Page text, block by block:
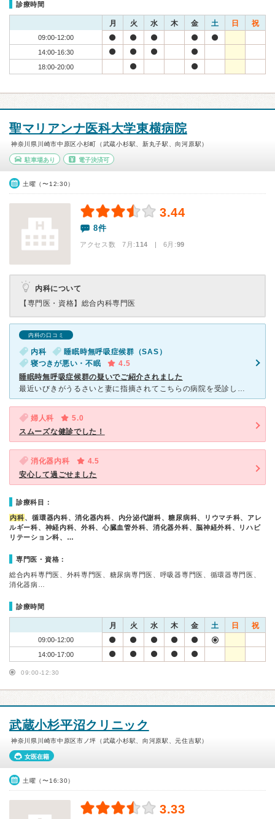
診療時間
月 火 水 木 金 土 日 祝
09:00-12:00
14:00-16:30
18:00-20:00
聖マリアンナ医科大学東横病院
神奈川県川崎市中原区小杉町（武蔵小杉駅、新丸子駅、向河原駅）
駐車場あり 電子決済可
土曜（〜12:30）
3.44
8件
アクセス数 7月:114 | 6月:99
内科について
【専門医・資格】 総合内科専門医
内科の口コミ
内科
睡眠時無呼吸症候群（SAS）
寝つきが悪い・不眠
4.5
睡眠時無呼吸症候群の疑いでご紹介されました
最近いびきがうるさいと妻に指摘されてこちらの病院を受診しました。 担当の吉田 浩幸先生は睡眠時無呼吸症候群の専門家とのことで事細かに病気について教えていただき大変助かりました。簡易アプノモニターでは
婦人科
5.0
スムーズな健診でした！
消化器内科
4.5
安心して過ごせました
診療科目：
内科、循環器内科、消化器内科、内分泌代謝科、糖尿病科、リウマチ科、アレ
ルギー科、神経内科、外科、心臓血管外科、消化器外科、脳神経外科、リハビ
リテーション科、…
専門医・資格：
総合内科専門医、外科専門医、糖尿病専門医、呼吸器専門医、循環器専門医、
消化器病…
診療時間
月 火 水 木 金 土 日 祝
09:00-12:00
14:00-17:00
09:00-12:30
武蔵小杉平沼クリニック
神奈川県川崎市中原区市ノ坪（武蔵小杉駅、向河原駅、元住吉駅）
女医在籍
土曜（〜16:30）
3.33